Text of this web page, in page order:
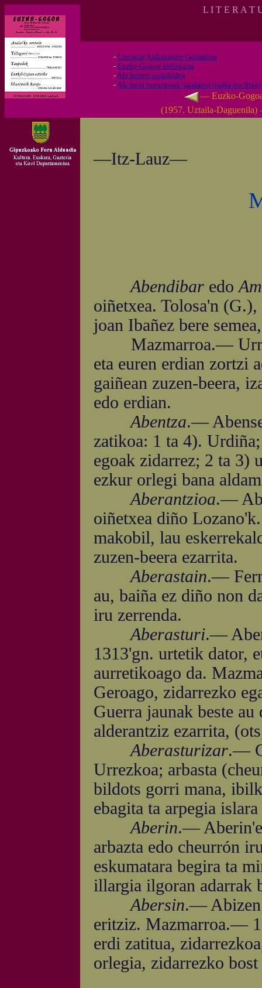
L I T E R A T
- Literatur Aldizkarien Gordailua
- Euzko-Gogoa aldizkaria
-Ale honen aurkibidea
-Ale honi buruzkoak (azalaren irudia eta fitxa)
— Euzko-
(1957. Uztaila-
—Itz-Lauz—
Abendibar edo
oiñetxea. Tolosa'n
joan Ibañez bere
Mazmarroa.—
eta euren erdian zortzi
gaiñean zuzen-beera,
edo erdian.
Abentza.—
zatikoa: 1 ta 4).
egoak zidarrez; 2 ta 3)
ezkur orlegi bana
Aberantzioa.—
oiñetxea diño
makobil, lau
zuzen-beera ezarrita.
Aberastain.—
au, baiña ez diño non
iru zerrenda.
Aberasturi.—
1313'gn. urtetik dator,
aurretikoago da.
Geroago, zidarrezko
Guerra jaunak beste
alderantziz ezarrita,
Aberasturizar.—
Urrezkoa; arbasta
bildots gorri mana,
ebagita ta arpegia
Aberin.—
arbazta edo cheurrón
eskumatara begira ta
illargia ilgoran adarrak
Abersin.— Abizen
eritziz. Mazmarroa.—
erdi zatitua,
orlegia, zidarrezko